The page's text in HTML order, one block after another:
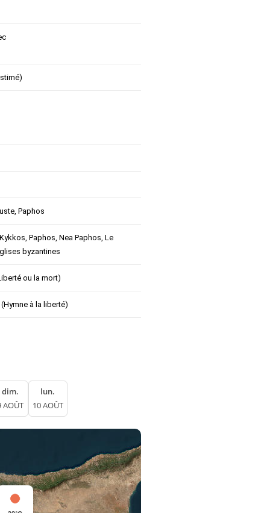
Paphos
Paphos, Nea Paphos, Le
byzantines
ou la mort)
à la liberté)
dim.
AOÛT
lun.
10 AOÛT